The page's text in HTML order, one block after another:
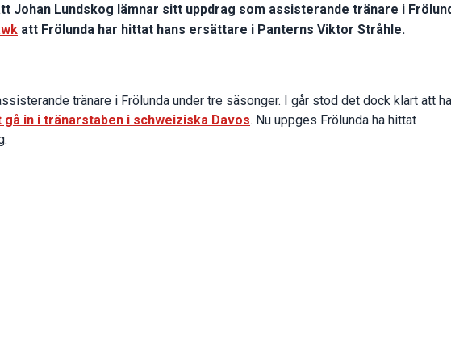
Johan Lundskog lämnar sitt uppdrag som assisterande tränare i
att Frölunda har hittat hans ersättare i Panterns Viktor Stråhle.
tränare i Frölunda under tre säsonger. I går stod det dock klart att
in i tränarstaben i schweiziska Davos. Nu uppges Frölunda ha hittat